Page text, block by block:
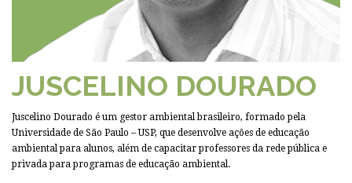
JUSCELINO DOURADO
Juscelino Dourado é um gestor ambiental brasileiro, formado pela
Universidade de São Paulo – USP, que desenvolve ações de educação
ambiental para alunos, além de capacitar professores da rede pública e
privada para programas de educação ambiental.